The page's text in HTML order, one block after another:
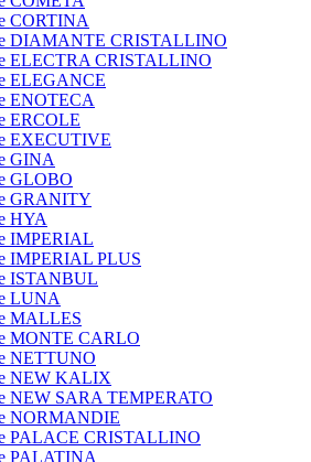
CORTINA
DIAMANTE CRISTALLINO
ELECTRA CRISTALLINO
ELEGANCE
ENOTECA
ERCOLE
EXECUTIVE
GINA
GLOBO
GRANITY
HYA
IMPERIAL
IMPERIAL PLUS
ISTANBUL
LUNA
MALLES
MONTE CARLO
NETTUNO
NEW KALIX
NEW SARA TEMPERATO
NORMANDIE
PALACE CRISTALLINO
PALATINA